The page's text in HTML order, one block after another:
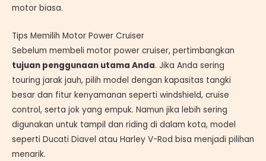
motor biasa.
Tips Memilih Motor Power Cruiser
Sebelum membeli motor power cruiser, pertimbangkan
tujuan penggunaan utama Anda. Jika Anda sering
touring jarak jauh, pilih model dengan kapasitas tangki
besar dan fitur kenyamanan seperti windshield, cruise
control, serta jok yang empuk. Namun jika lebih sering
digunakan untuk tampil dan riding di dalam kota, model
seperti Ducati Diavel atau Harley V-Rod bisa menjadi pilihan
menarik.